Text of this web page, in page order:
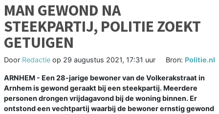
MAN GEWOND NA
STEEKPARTIJ, POLITIE ZOEKT
GETUIGEN
Door Redactie op 29 augustus 2021, 17:31 uur Bron: Politie.nl
ARNHEM - Een 28-jarige bewoner van de Volkerakstraat in
Arnhem is gewond geraakt bij een steekpartij. Meerdere
personen drongen vrijdagavond bij de woning binnen. Er
ontstond een vechtpartij waarbij de bewoner ernstig gewond